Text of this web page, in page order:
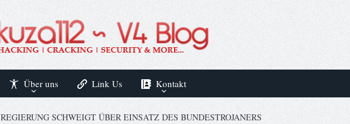
Über uns Link Us Kontakt
REGIERUNG SCHWEIGT ÜBER EINSATZ DES BUNDESTROJANERS